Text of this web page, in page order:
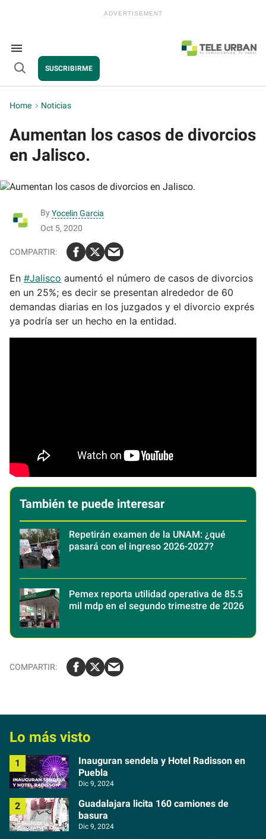
Search
&
Section
Navigation
Open
SUSCRIBIRME
Home > Noticias
Aumentan los casos de divorcios
en Jalisco.
By Yocelin Garcia
Oct 5, 2020
En #Jalisco aumentó el número de casos de divorcios
en un 25%; es decir se presentan alrededor de 60
demandas diarias en los juzgados y el divorcio exprés
ya podría ser un hecho en la entidad.
También te puede interesar
Repetirán examen de la UNAM: ¿qué
pasará con el ingreso 2026-2027?
Pemex reporta utilidad operativa de 85.5
mil mdp en el segundo trimestre de 2026
Lo más visto
Inauguran sendela y Hotel Radisson en
Puebla
Dic 9, 2024
Guadalajara licita 160 camiones de
basura
Dic 9, 2024